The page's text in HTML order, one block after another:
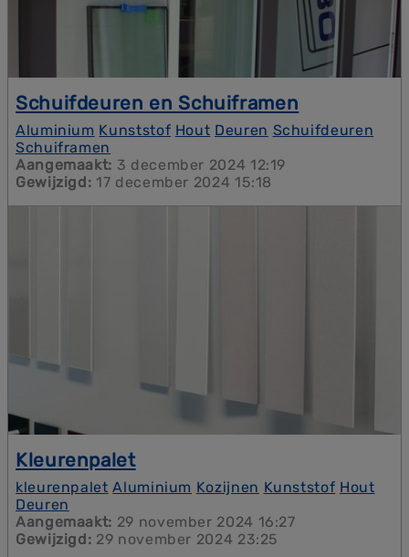
Schuifdeuren en Schuiframen
Schuifdeuren en schuiframen zijn deultieme
oplossingen voor iedereen die zijn huis wil
transformeren metstijl,functionaliteit
optimalisatie
Aluminium Kunststof Hout Deuren Schuifdeuren
Schuiframen
Aangemaakt: 3 december 2024 12:19
Gewijzigd: 17 december 2024 15:18
Kleurenpalet
Klanten kunnen kiezen uit een breed scala aan
kleuren die perfect passen bij elke stijl van woning,
van klassiek tot modern.
kleurenpalet Aluminium Kozijnen Kunststof Hout
Deuren
Aangemaakt: 29 november 2024 16:27
Gewijzigd: 29 november 2024 23:25